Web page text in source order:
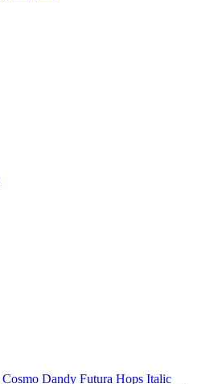
Cosmo Dandy Futura Hops Italic